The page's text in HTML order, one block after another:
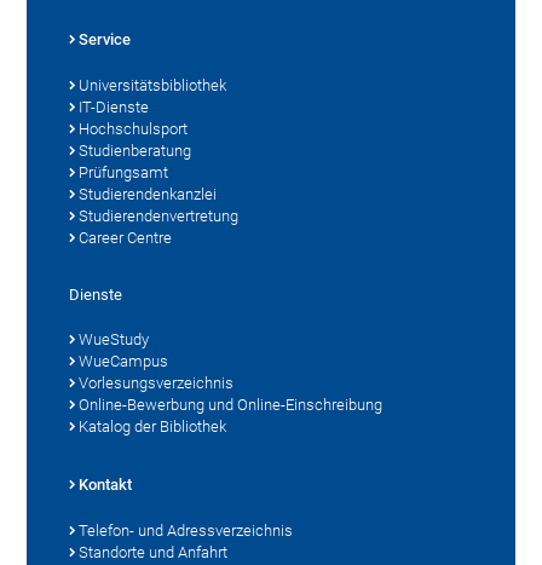
Service
Universitätsbibliothek
IT-Dienste
Hochschulsport
Studienberatung
Prüfungsamt
Studierendenkanzlei
Studierendenvertretung
Career Centre
Dienste
WueStudy
WueCampus
Vorlesungsverzeichnis
Online-Bewerbung und Online-Einschreibung
Katalog der Bibliothek
Kontakt
Telefon- und Adressverzeichnis
Standorte und Anfahrt